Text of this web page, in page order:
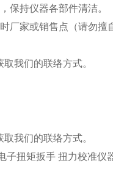
保持仪器各部件清洁。
厂家或销售点（请勿擅
取我们的联络方式。
取我们的联络方式。
子扭矩扳手 扭力校准仪